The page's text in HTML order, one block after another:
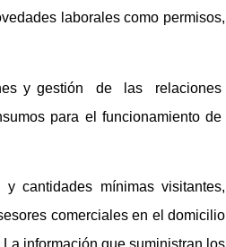
laborales como permisos,
y gestión de las relaciones
para el funcionamiento de
cantidades mínimas visitantes,
comerciales en el domicilio